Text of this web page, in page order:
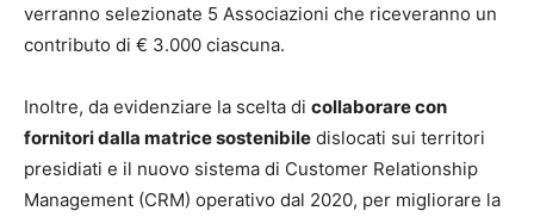
verranno selezionate 5 Associazioni che riceveranno un
contributo di € 3.000 ciascuna.
Inoltre, da evidenziare la scelta di collaborare con
fornitori dalla matrice sostenibile dislocati sui territori
presidiati e il nuovo sistema di Customer Relationship
Management (CRM) operativo dal 2020, per migliorare la